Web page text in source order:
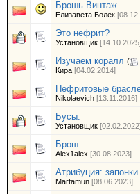
Брошь Винтаж
Елизавета Болек
Это нефрит?
Установщик
Изучаем коралл (
Кира [04.02.2014]
Нефритовые
Nikolaevich [13.11.2016]
Бусы.
Установщик
Брош
Alex1alex [30.08.2023]
Атрибуция:
Martamun [08.06.2023]